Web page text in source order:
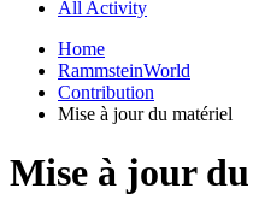
All Activity
Home
RammsteinWorld
Contribution
Mise à jour du matériel
Mise à jour